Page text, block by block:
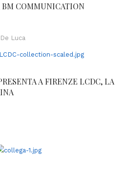
COMMUNICATION
Luca
A FIRENZE LCDC, LA